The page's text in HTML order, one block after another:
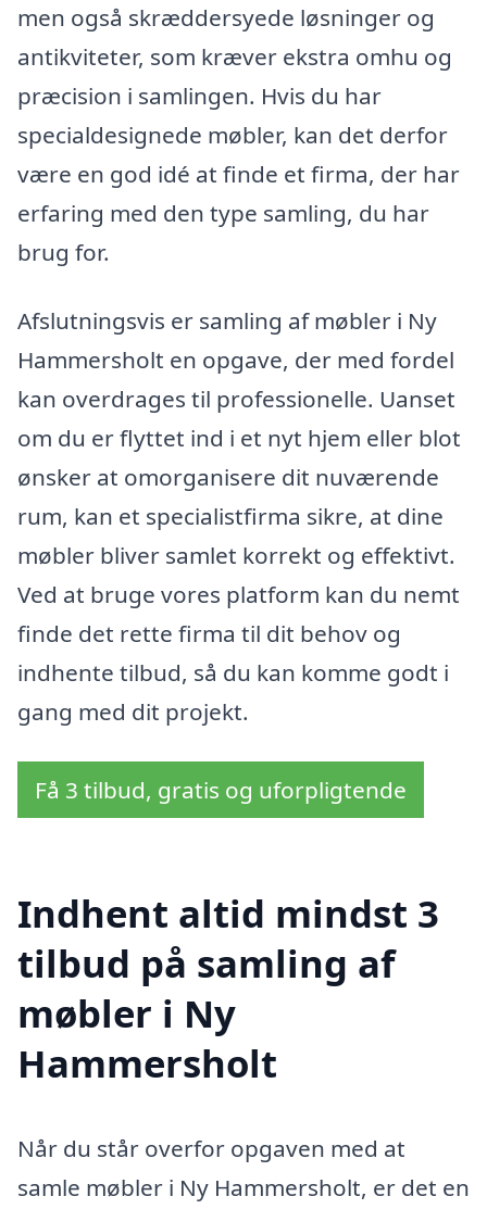
men også skræddersyede løsninger og
antikviteter, som kræver ekstra omhu og
præcision i samlingen. Hvis du har
specialdesignede møbler, kan det derfor
være en god idé at finde et firma, der har
erfaring med den type samling, du har
brug for.
Afslutningsvis er samling af møbler i Ny
Hammersholt en opgave, der med fordel
kan overdrages til professionelle. Uanset
om du er flyttet ind i et nyt hjem eller blot
ønsker at omorganisere dit nuværende
rum, kan et specialistfirma sikre, at dine
møbler bliver samlet korrekt og effektivt.
Ved at bruge vores platform kan du nemt
finde det rette firma til dit behov og
indhente tilbud, så du kan komme godt i
gang med dit projekt.
Få 3 tilbud, gratis og uforpligtende
Indhent altid mindst 3
tilbud på samling af
møbler i Ny
Hammersholt
Når du står overfor opgaven med at
samle møbler i Ny Hammersholt, er det en